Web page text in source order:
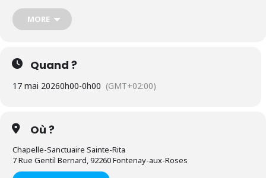
Dans l’Évangile, nous entendons la prière de Jésus pour ses
dans notre vie chrétienne. Jésus, en tant que médiateur, intercede
pour nous auprès du Père. Cela nous encourage à prier pour
entendue par Dieu.
Jésus prie pour que ses disciples soient un, tout comme lui et le
Père sont un. Cette demande pour l’unité est particulièrement
pertinente dans notre monde actuel, souvent marqué par la
division et les conflits. Ce dimanche nous invite à réfléchir sur notre
propre engagement envers l’unité dans la communauté chrétienne
MORE
Quand ?
17 mai 20260h00-0h00 (GMT+02:00)
Où ?
Chapelle-Sanctuaire Sainte-Rita
7 Rue Gentil Bernard, 92260 Fontenay-aux-Roses